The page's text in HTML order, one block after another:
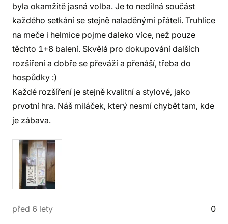
byla okamžitě jasná volba. Je to nedílná součást
každého setkání se stejně naladěnými přáteli. Truhlice
na meče i helmice pojme daleko více, než pouze
těchto 1+8 balení. Skvělá pro dokupování dalších
rozšíření a dobře se převáží a přenáší, třeba do
hospůdky :)
Každé rozšíření je stejně kvalitní a stylové, jako
prvotní hra. Náš miláček, který nesmí chybět tam, kde
je zábava.
před 6 lety 0